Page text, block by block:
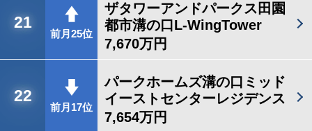
21
前月25位
ザタワーアンドパークス田園
都市溝の口L-WingTower
7,670万円
22
前月17位
パークホームズ溝の口ミッド
イーストセンターレジデンス
7,654万円